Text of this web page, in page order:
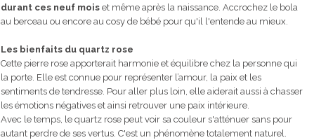
durant ces neuf moiset même après la naissance. Accrochez le bola
au berceau ou encore au cosy de bébé pour qu'il l'entende au mieux.
Les bienfaits du quartz rose
Cette pierre rose apporterait harmonie et équilibre chez la personne qui
la porte. Elle est connue pour représenter l’amour, la paix et les
sentiments de tendresse. Pour aller plus loin, elle aiderait aussi à chasser
les émotions négatives et ainsi retrouver une paix intérieure.
Avec le temps, le quartz rose peut voir sa couleur s'atténuer sans pour
autant perdre de ses vertus. C'est un phénomène totalement naturel.